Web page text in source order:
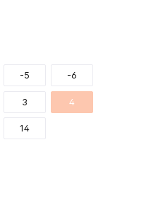
-5 -6
3 4
14